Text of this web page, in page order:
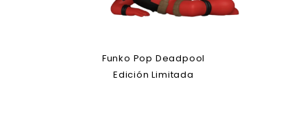
Funko Pop Deadpool
Edición Limitada